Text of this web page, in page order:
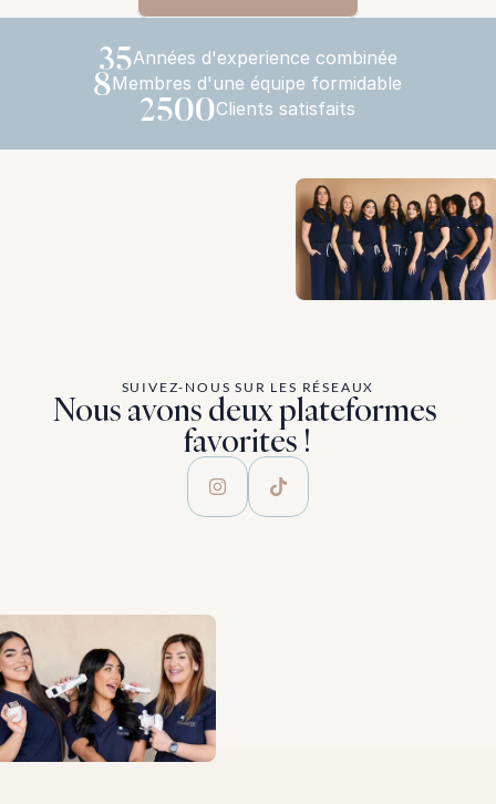
35Années d'experience combinée
8Membres d'une équipe formidable
2500Clients satisfaits
SUIVEZ-NOUS SUR LES RÉSEAUX
Nous avons deux plateformes
favorites !